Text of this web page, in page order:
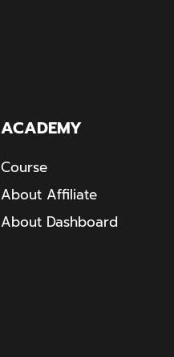
ACADEMY
Course
About Affiliate
About Dashboard